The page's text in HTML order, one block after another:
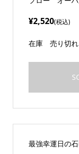
¥2,520(税込)
在庫 売り切れ
最強幸運日の